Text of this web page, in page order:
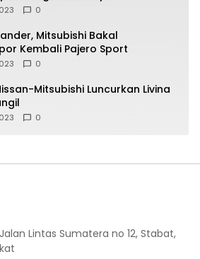
0
Mitsubishi Bakal
Kembali Pajero Sport
0
Mitsubishi Luncurkan Livina
0
Lintas Sumatera no 12, Stabat,